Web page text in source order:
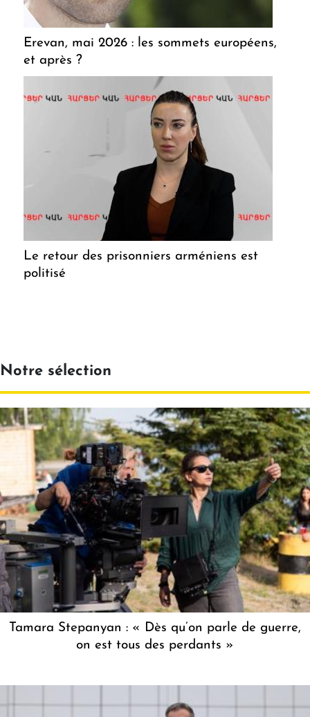
Erevan, mai 2026 : les sommets européens,
et après ?
Le retour des prisonniers arméniens est
politisé
Notre sélection
Tamara Stepanyan : « Dès qu’on parle de guerre,
on est tous des perdants »